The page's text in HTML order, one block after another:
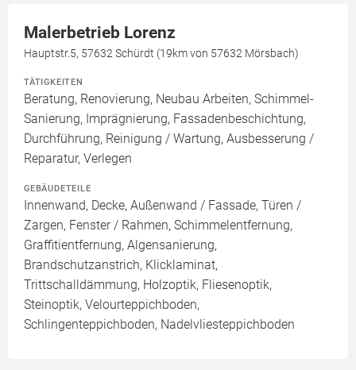
Malerbetrieb Lorenz
Hauptstr.5, 57632 Schürdt (19km von 57632 Mörsbach)
TÄTIGKEITEN
Beratung, Renovierung, Neubau Arbeiten, Schimmel-
Sanierung, Imprägnierung, Fassadenbeschichtung,
Durchführung, Reinigung / Wartung, Ausbesserung /
Reparatur, Verlegen
GEBÄUDETEILE
Innenwand, Decke, Außenwand / Fassade, Türen /
Zargen, Fenster / Rahmen, Schimmelentfernung,
Graffitientfernung, Algensanierung,
Brandschutzanstrich, Klicklaminat,
Trittschalldämmung, Holzoptik, Fliesenoptik,
Steinoptik, Velourteppichboden,
Schlingenteppichboden, Nadelvliesteppichboden